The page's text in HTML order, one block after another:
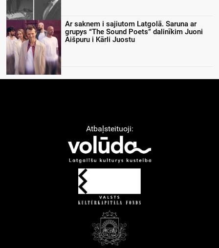
Ar saknem i sajiutom Latgolā. Saruna ar
grupys “The Sound Poets” dalinīkim Juoni
Aišpuru i Kārli Juostu
Atbaļsteituoji: